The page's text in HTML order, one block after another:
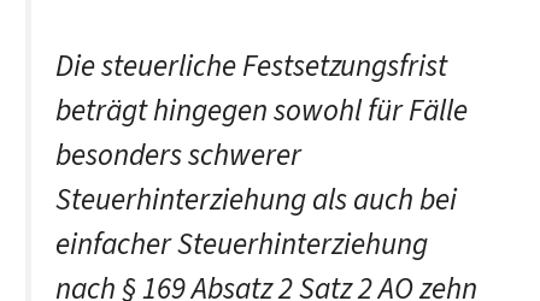
Die steuerliche Festsetzungsfrist
beträgt hingegen sowohl für Fälle
besonders schwerer
Steuerhinterziehung als auch bei
einfacher Steuerhinterziehung
nach § 169 Absatz 2 Satz 2 AO zehn